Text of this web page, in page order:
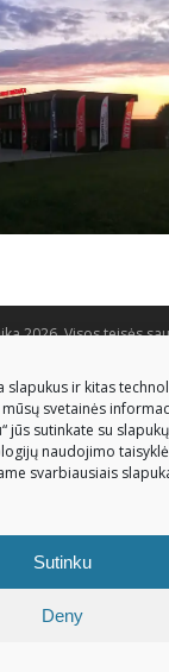
slapukus ir kitas
svetainės
jūs sutinkate su
naudojimo
svarbiausiais
Sutinku
Deny
2026. Visos teisės